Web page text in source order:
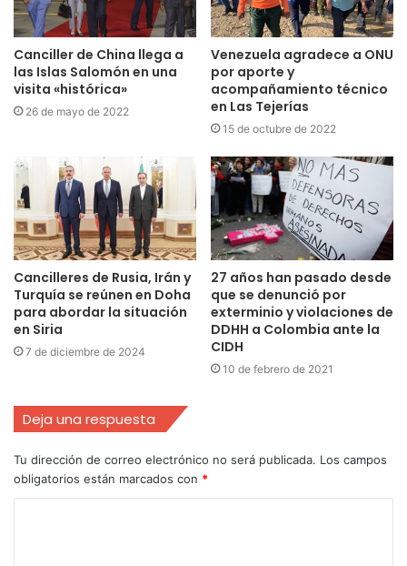
Canciller de China llega a
las Islas Salomón en una
visita «histórica»
26 de mayo de 2022
Venezuela agradece a ONU
por aporte y
acompañamiento técnico
en Las Tejerías
15 de octubre de 2022
Cancilleres de Rusia, Irán y
Turquía se reúnen en Doha
para abordar la situación
en Siria
7 de diciembre de 2024
27 años han pasado desde
que se denunció por
exterminio y violaciones de
DDHH a Colombia ante la
CIDH
10 de febrero de 2021
Deja una respuesta
Tu dirección de correo electrónico no será publicada. Los campos
obligatorios están marcados con *